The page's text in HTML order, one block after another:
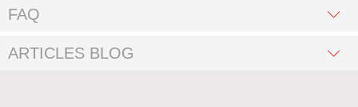
FAQ
ARTICLES BLOG